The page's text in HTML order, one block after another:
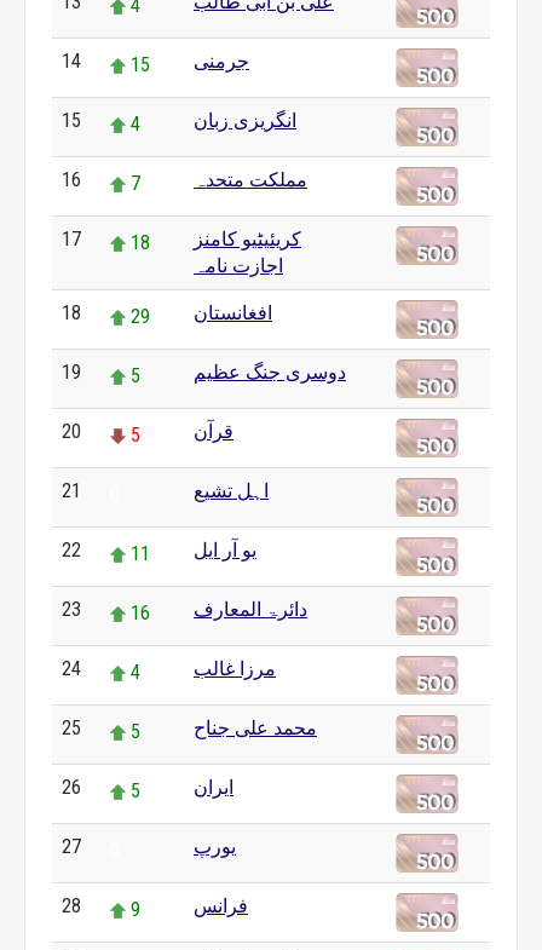
4
14 15 جرمنی
15 4 انگریزی زبان
16 7 مملکت متحدہ
17 18
کریئیٹیو کامنز
اجازت نامہ
18 29 افغانستان
19 5 دوسری جنگ عظیم
20 5 قرآن
21 اہل تشیع
22 11 یو آر ایل
23 16 دائرۃ المعارف
24 4 مرزا غالب
25 5 محمد علی جناح
26 5 ایران
27 یورپ
28 9 فرانس